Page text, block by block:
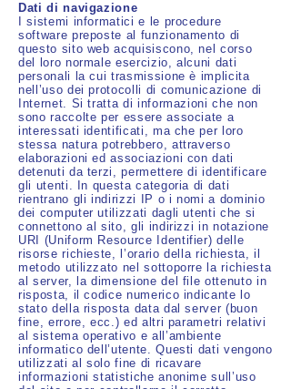
Dati di navigazione
I sistemi informatici e le procedure
software preposte al funzionamento di
questo sito web acquisiscono, nel corso
del loro normale esercizio, alcuni dati
personali la cui trasmissione è implicita
nell’uso dei protocolli di comunicazione di
Internet. Si tratta di informazioni che non
sono raccolte per essere associate a
interessati identificati, ma che per loro
stessa natura potrebbero, attraverso
elaborazioni ed associazioni con dati
detenuti da terzi, permettere di identificare
gli utenti. In questa categoria di dati
rientrano gli indirizzi IP o i nomi a dominio
dei computer utilizzati dagli utenti che si
connettono al sito, gli indirizzi in notazione
URI (Uniform Resource Identifier) delle
risorse richieste, l’orario della richiesta, il
metodo utilizzato nel sottoporre la richiesta
al server, la dimensione del file ottenuto in
risposta, il codice numerico indicante lo
stato della risposta data dal server (buon
fine, errore, ecc.) ed altri parametri relativi
al sistema operativo e all’ambiente
informatico dell’utente. Questi dati vengono
utilizzati al solo fine di ricavare
informazioni statistiche anonime sull’uso